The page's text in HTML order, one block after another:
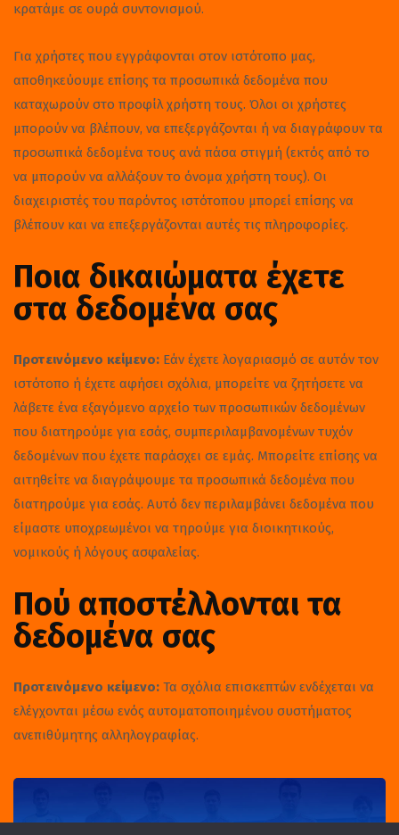
κρατάμε σε ουρά συντονισμού.
Για χρήστες που εγγράφονται στον ιστότοπο μας,
αποθηκεύουμε επίσης τα προσωπικά δεδομένα που
καταχωρούν στο προφίλ χρήστη τους. Όλοι οι χρήστες
μπορούν να βλέπουν, να επεξεργάζονται ή να διαγράφουν τα
προσωπικά δεδομένα τους ανά πάσα στιγμή (εκτός από το
να μπορούν να αλλάξουν το όνομα χρήστη τους). Οι
διαχειριστές του παρόντος ιστότοπου μπορεί επίσης να
βλέπουν και να επεξεργάζονται αυτές τις πληροφορίες.
Ποια δικαιώματα έχετε
στα δεδομένα σας
Προτεινόμενο κείμενο: Εάν έχετε λογαριασμό σε αυτόν τον
ιστότοπο ή έχετε αφήσει σχόλια, μπορείτε να ζητήσετε να
λάβετε ένα εξαγόμενο αρχείο των προσωπικών δεδομένων
που διατηρούμε για εσάς, συμπεριλαμβανομένων τυχόν
δεδομένων που έχετε παράσχει σε εμάς. Μπορείτε επίσης να
αιτηθείτε να διαγράψουμε τα προσωπικά δεδομένα που
διατηρούμε για εσάς. Αυτό δεν περιλαμβάνει δεδομένα που
είμαστε υποχρεωμένοι να τηρούμε για διοικητικούς,
νομικούς ή λόγους ασφαλείας.
Πού αποστέλλονται τα
δεδομένα σας
Προτεινόμενο κείμενο: Τα σχόλια επισκεπτών ενδέχεται να
ελέγχονται μέσω ενός αυτοματοποιημένου συστήματος
ανεπιθύμητης αλληλογραφίας.